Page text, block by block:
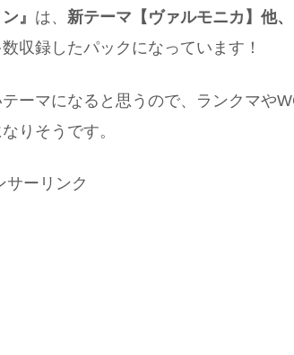
』 は、 新テーマ【ヴァルモニカ】他
収録したパックになっています！
ーマになると思うので、ランクマや
りそうです。
サーリンク